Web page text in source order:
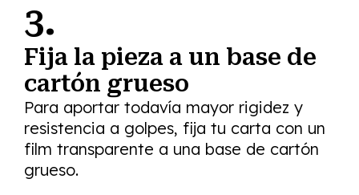
3.
Fija la pieza a un base de
cartón grueso
Para aportar todavía mayor rigidez y
resistencia a golpes, fija tu carta con un
film transparente a una base de cartón
grueso.